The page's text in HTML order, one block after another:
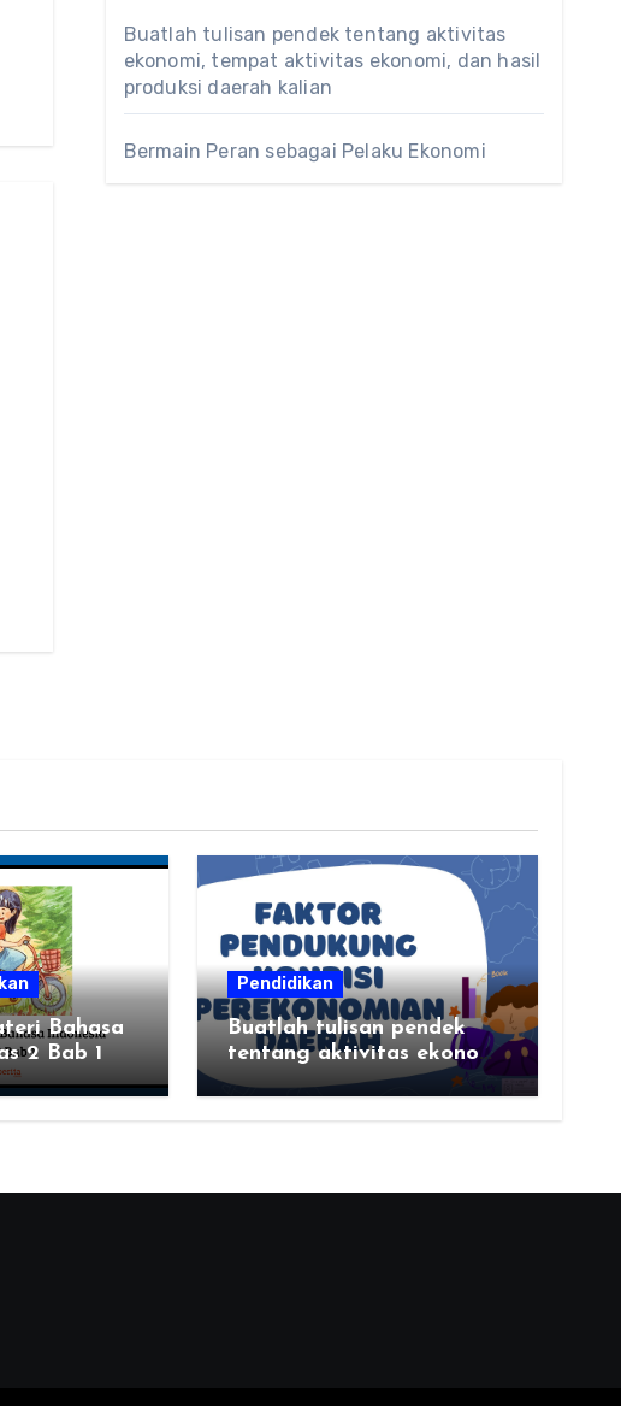
Buatlah tulisan pendek tentang aktivitas
ekonomi, tempat aktivitas ekonomi, dan hasil
produksi daerah kalian
Bermain Peran sebagai Pelaku Ekonomi
Bahasa
2 Bab 1
Pendidikan
Buatlah tulisan pendek
tentang aktivitas ekonomi,
tempat aktivitas ekonomi,
dan hasil produksi daerah